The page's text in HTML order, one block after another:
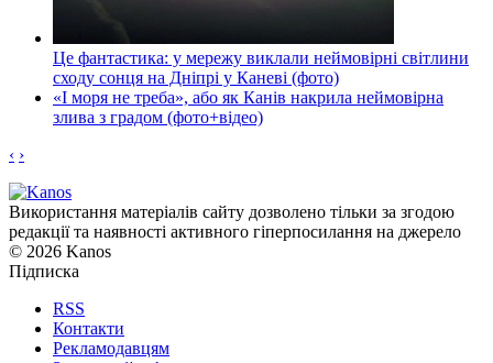
Це фантастика: у мережу виклали неймовірні світлини
сходу сонця на Дніпрі у Каневі (фото)
«І моря не треба», або як Канів накрила неймовірна
злива з градом (фото+відео)
‹ ›
Використання матеріалів сайту дозволено тільки за згодою
редакції та наявності активного гіперпосилання на джерело
© 2026 Kanos
Підписка
RSS
Контакти
Рекламодавцям